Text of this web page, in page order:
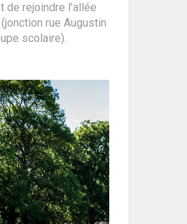
de rejoindre l’allée
rue Augustin
scolaire).